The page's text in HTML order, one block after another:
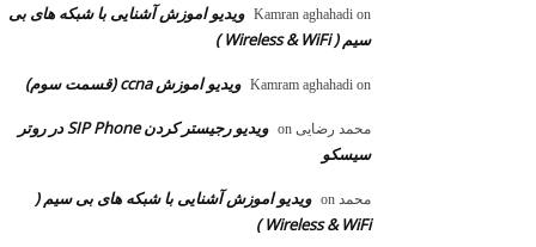
Kamran aghahadi on
ویدیو اموزش آشنایی با شبکه های بی
سیم ( Wireless & WiFi )
Kamram aghahadi on ویدیو اموزش ccna (قسمت سوم)
محمد رضایی
ویدیو رجیستر کردن SIP Phone در روتر
سیسکو
محمد
ویدیو اموزش آشنایی با شبکه های بی سیم (
Wireless & WiFi )